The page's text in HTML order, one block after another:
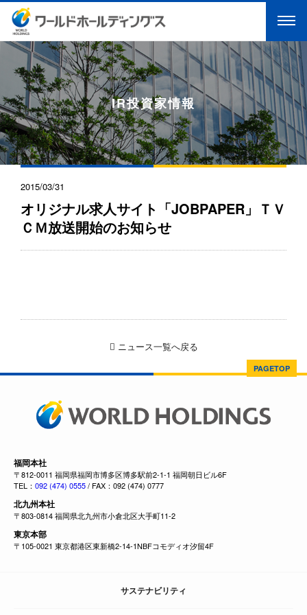
IR投資家情報
2015/03/31
オリジナル求人サイト「JOBPAPER」ＴＶ
ＣＭ放送開始のお知らせ
ニュース一覧へ戻る
PAGETOP
福岡本社
〒812-0011 福岡県福岡市博多区博多駅前2-1-1 福岡朝日ビル6F
TEL： 092 (474) 0555/ FAX：092 (474) 0777
北九州本社
〒803-0814 福岡県北九州市小倉北区大手町11-2
東京本部
〒105-0021 東京都港区東新橋2-14-1NBFコモディオ汐留4F
サステナビリティ